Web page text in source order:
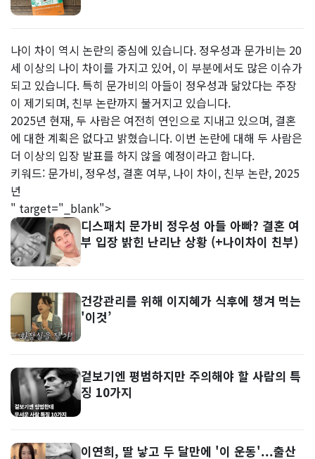
나이 차이 역시 논란의 중심에 있습니다. 정우성과 문가비는 20
세 이상의 나이 차이를 가지고 있어, 이 부분에서도 많은 이슈가
되고 있습니다. 특히 문가비의 아들이 정우성과 닮았다는 주장
이 제기되며, 친부 논란까지 불거지고 있습니다.
2025년 현재, 두 사람은 여전히 연인으로 지내고 있으며, 결혼
에 대한 계획은 없다고 밝혔습니다. 이번 논란에 대해 두 사람은
더 이상의 입장 발표를 하지 않을 예정이라고 합니다.
키워드: 문가비, 정우성, 결혼 여부, 나이 차이, 친부 논란, 2025
년
" target="_blank">
디스패치 문가비 정우성 아들 아빠? 결혼 여
부 입장 밝힌 난리난 상황 (+나이차이 친부)
건강관리를 위해 이지혜가 식후에 챙겨 먹는
'이것’
겉보기엔 평범하지만 주의해야 할 사람의 특
징 10가지
이연희, 딸 낳고 두 달만에 '이 운동'...출산